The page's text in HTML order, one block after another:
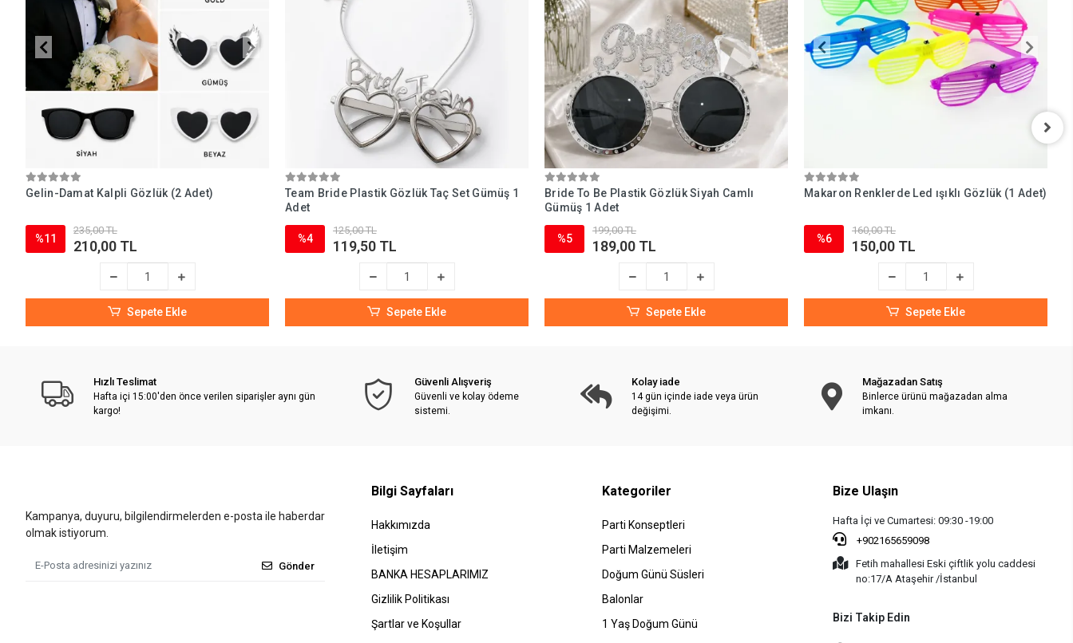
Gelin-Damat Kalpli Gözlük (2 Adet)
%11
235,00 TL
210,00 TL
Sepete Ekle
Team Bride Plastik Gözlük Taç Set Gümüş 1
Adet
%4
125,00 TL
119,50 TL
Sepete Ekle
Bride To Be Plastik Gözlük Siyah Camlı
Gümüş 1 Adet
%5
199,00 TL
189,00 TL
Sepete Ekle
Makaron Renklerde Led ışıklı Gözlük (1 Adet)
%6
160,00 TL
150,00 TL
Sepete Ekle
Hızlı Teslimat
Hafta içi 15:00'den önce verilen siparişler aynı gün
kargo!
Güvenli Alışveriş
Güvenli ve kolay ödeme
sistemi.
Kolay iade
14 gün içinde iade veya ürün
değişimi.
Mağazadan Satış
Binlerce ürünü mağazadan alma
imkanı.
Kampanya, duyuru, bilgilendirmelerden e-posta ile haberdar
olmak istiyorum.
Gönder
Bilgi Sayfaları
Hakkımızda
İletişim
BANKA HESAPLARIMIZ
Gizlilik Politikası
Şartlar ve Koşullar
Kategoriler
Parti Konseptleri
Parti Malzemeleri
Doğum Günü Süsleri
Balonlar
1 Yaş Doğum Günü
Bize Ulaşın
Hafta İçi ve Cumartesi: 09:30 -19:00
+902165659098
Fetih mahallesi Eski çiftlik yolu caddesi
no:17/A Ataşehir /İstanbul
Bizi Takip Edin